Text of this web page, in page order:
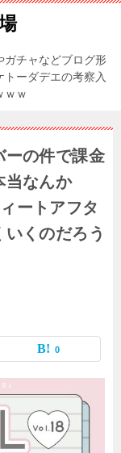
ガチャなどブログ形
ーダデエの考察入
ｗｗ
ーの件で課金
当なんか
ートアフタ
くのだろう
0